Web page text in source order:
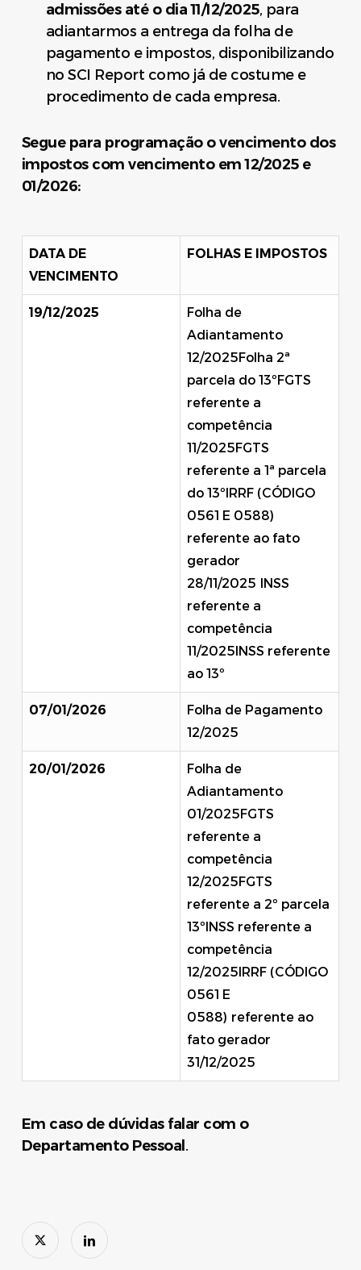
admissões até o dia 11/12/2025, para
adiantarmos a entrega da folha de
pagamento e impostos, disponibilizando
no SCI Report como já de costume e
procedimento de cada empresa.
Segue para programação o vencimento dos
impostos com vencimento em 12/2025 e
01/2026:
DATA DE
VENCIMENTO
FOLHAS E IMPOSTOS
19/12/2025
Folha de
Adiantamento
12/2025Folha 2ª
parcela do 13ºFGTS
referente a
competência
11/2025FGTS
referente a 1ª parcela
do 13ºIRRF (CÓDIGO
0561 E 0588)
referente ao fato
gerador
28/11/2025 INSS
referente a
competência
11/2025INSS referente
ao 13º
07/01/2026
Folha de Pagamento
12/2025
20/01/2026
Folha de
Adiantamento
01/2025FGTS
referente a
competência
12/2025FGTS
referente a 2º parcela
13ºINSS referente a
competência
12/2025IRRF (CÓDIGO
0561 E
0588) referente ao
fato gerador
31/12/2025
Em caso de dúvidas falar com o
Departamento Pessoal .